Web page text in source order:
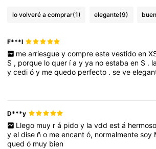
lo volveré a comprar(1) elegante(9)
F***l
me arriesgue y compre este vestido en
S , porque loquer íayya noestabaen S .
ycedióy mequedo perfecto .seve
D***y
Llego muy r á pido y la vdd est á hermoso
yeldise ño meencantó, normalmentesoy
quedó muy bien